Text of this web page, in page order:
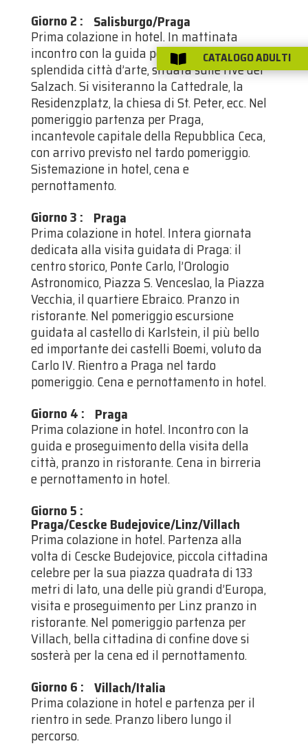
Giorno 2 : Salisburgo/Praga
Prima colazione in hotel. In mattinata
incontro con la guida per la visita di questa
splendida città d’arte, situata sulle rive del
Salzach. Si visiteranno la Cattedrale, la
Residenzplatz, la chiesa di St. Peter, ecc. Nel
pomeriggio partenza per Praga,
incantevole capitale della Repubblica Ceca,
con arrivo previsto nel tardo pomeriggio.
Sistemazione in hotel, cena e
pernottamento.
Giorno 3 : Praga
Prima colazione in hotel. Intera giornata
dedicata alla visita guidata di Praga: il
centro storico, Ponte Carlo, l’Orologio
Astronomico, Piazza S. Venceslao, la Piazza
Vecchia, il quartiere Ebraico. Pranzo in
ristorante. Nel pomeriggio escursione
guidata al castello di Karlstein, il più bello
ed importante dei castelli Boemi, voluto da
Carlo IV. Rientro a Praga nel tardo
pomeriggio. Cena e pernottamento in hotel.
Giorno 4 : Praga
Prima colazione in hotel. Incontro con la
guida e proseguimento della visita della
città, pranzo in ristorante. Cena in birreria
e pernottamento in hotel.
Giorno 5 :
Praga/Cescke Budejovice/Linz/Villach
Prima colazione in hotel. Partenza alla
volta di Cescke Budejovice, piccola cittadina
celebre per la sua piazza quadrata di 133
metri di lato, una delle più grandi d’Europa,
visita e proseguimento per Linz pranzo in
ristorante. Nel pomeriggio partenza per
Villach, bella cittadina di confine dove si
sosterà per la cena ed il pernottamento.
Giorno 6 : Villach/Italia
Prima colazione in hotel e partenza per il
rientro in sede. Pranzo libero lungo il
percorso.
 CATALOGO ADULTI